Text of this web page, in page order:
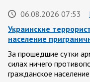
06.08.2026 07:53
Украинские
население
За прошедшие сутки
силах ничего
гражданское